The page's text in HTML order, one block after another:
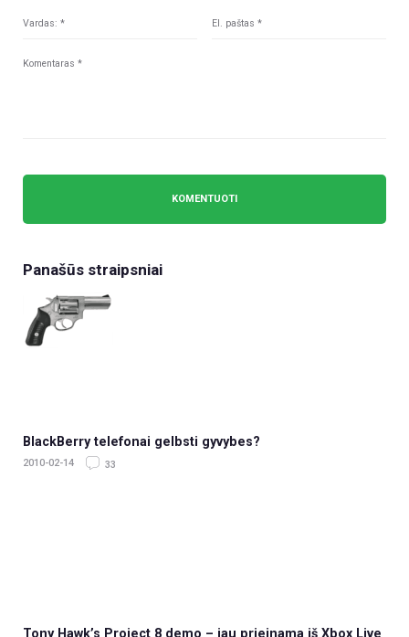
Panašūs straipsniai
BlackBerry telefonai gelbsti gyvybes?
2010-02-14 33
Tony Hawk’s Project 8 demo – jau prieinama iš Xbox Live